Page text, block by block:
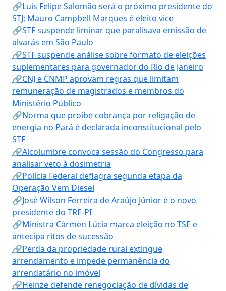
🔗Luis Felipe Salomão será o próximo presidente do
STJ; Mauro Campbell Marques é eleito vice
🔗STF suspende liminar que paralisava emissão de
alvarás em São Paulo
🔗STF suspende análise sobre formato de eleições
suplementares para governador do Rio de Janeiro
🔗CNJ e CNMP aprovam regras que limitam
remuneração de magistrados e membros do
Ministério Público
🔗Norma que proíbe cobrança por religação de
energia no Pará é declarada inconstitucional pelo
STF
🔗Alcolumbre convoca sessão do Congresso para
analisar veto à dosimetria
🔗Polícia Federal deflagra segunda etapa da
Operação Vem Diesel
🔗José Wilson Ferreira de Araújo Júnior é o novo
presidente do TRE-PI
🔗Ministra Cármen Lúcia marca eleição no TSE e
antecipa ritos de sucessão
🔗Perda da propriedade rural extingue
arrendamento e impede permanência do
arrendatário no imóvel
🔗Heinze defende renegociação de dívidas de